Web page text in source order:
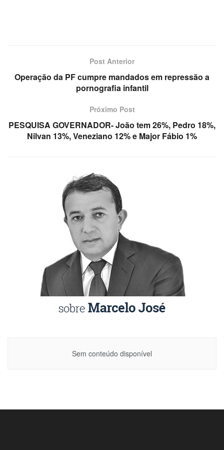
Post Anterior
Operação da PF cumpre mandados em repressão a
pornografia infantil
Próximo Post
PESQUISA GOVERNADOR- João tem 26%, Pedro 18%,
Nilvan 13%, Veneziano 12% e Major Fábio 1%
Sem conteúdo disponível